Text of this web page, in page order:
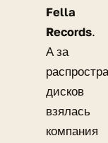
Fella
Records.
А за
дисков
взялась
компания